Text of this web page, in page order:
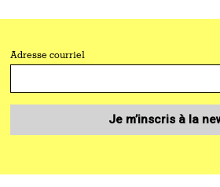
Adresse courriel
Je m’inscris à la